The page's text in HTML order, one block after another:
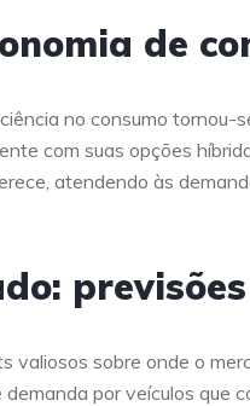
de
no consumo tornou-
com suas opções
atendendo às
valiosos sobre onde o
por veículos que